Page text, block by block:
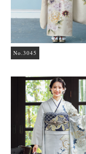
No.3045